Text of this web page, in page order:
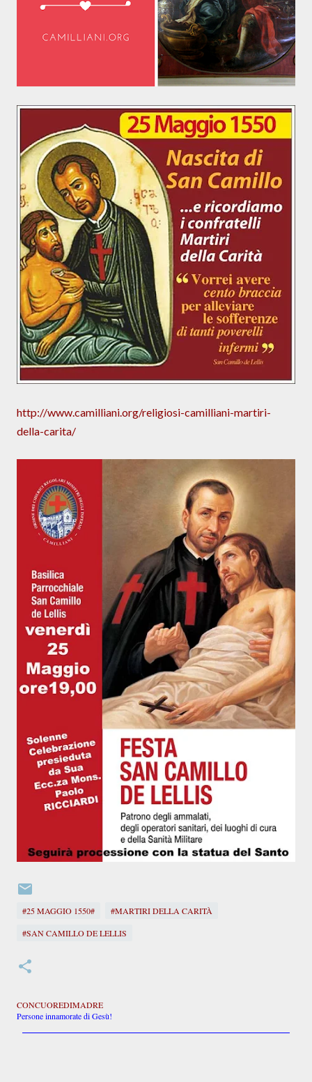
http://www.camilliani.org/religiosi-camilliani-martiri-
della-carita/
#25 MAGGIO 1550#
#MARTIRI DELLA CARITÀ
#SAN CAMILLO DE LELLIS
CONCUOREDIMADRE
Persone innamorate di Gesù!